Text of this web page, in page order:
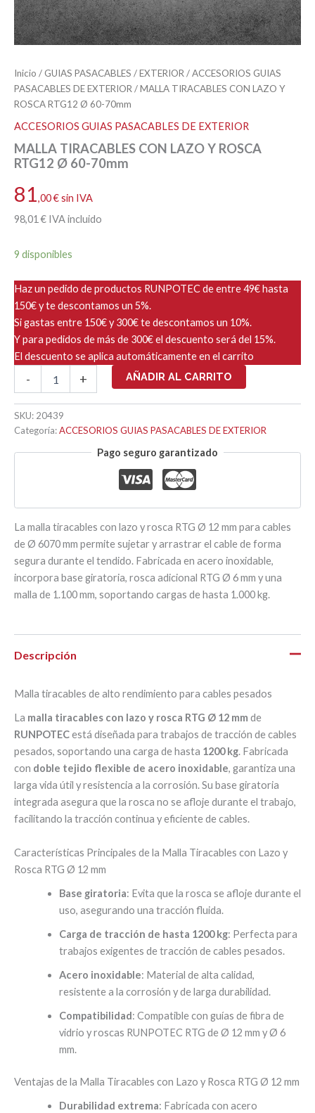
Inicio / GUIAS PASACABLES /EXTERIOR /ACCESORIOS GUIAS
PASACABLES DE EXTERIOR / MALLA TIRACABLES CON LAZO Y
ROSCA RTG12 Ø 60-70mm
ACCESORIOS GUIAS PASACABLES DE EXTERIOR
MALLA TIRACABLES CON LAZO Y ROSCA
RTG12 Ø 60-70mm
81,00€sin IVA
98,01 € IVA incluido
9 disponibles
Haz un pedido de productos RUNPOTEC de entre 49€ hasta
150€ y te descontamos un 5%.
Si gastas entre 150€ y 300€ te descontamos un 10%.
Y para pedidos de más de 300€ el descuento será del 15%.
El descuento se aplica automáticamente en el carrito
-
TIRACABLES
LAZO
Y
RTG12
cantidad
+ AÑADIR AL CARRITO
SKU: 20439
Categoría:ACCESORIOS GUIAS PASACABLES DE EXTERIOR
Pago seguro garantizado
La malla tiracables con lazo y rosca RTG Ø 12 mm para cables
de Ø 6070 mm permite sujetar y arrastrar el cable de forma
segura durante el tendido. Fabricada en acero inoxidable,
incorpora base giratoria, rosca adicional RTG Ø 6 mm y una
malla de 1.100 mm, soportando cargas de hasta 1.000 kg.
Descripción
Malla tiracables de alto rendimiento para cables pesados
La malla tiracables con lazo y rosca RTG Ø 12 mm de
RUNPOTECestá diseñada para trabajos de tracción de cables
pesados, soportando una carga de hasta 1200 kg. Fabricada
con doble tejido flexible de acero inoxidable, garantiza una
larga vida útil y resistencia a la corrosión. Su base giratoria
integrada asegura que la rosca no se afloje durante el trabajo,
facilitando la tracción continua y eficiente de cables.
Características Principales de la Malla Tiracables con Lazo y
Rosca RTG Ø 12 mm
Base giratoria: Evita que la rosca se afloje durante el
uso, asegurando una tracción fluida.
Carga de tracción de hasta 1200 kg: Perfecta para
trabajos exigentes de tracción de cables pesados.
Acero inoxidable: Material de alta calidad,
resistente a la corrosión y de larga durabilidad.
Compatibilidad: Compatible con guías de fibra de
vidrio y roscas RUNPOTEC RTG de Ø 12 mm y Ø 6
mm.
Ventajas de la Malla Tiracables con Lazo y Rosca RTG Ø 12 mm
Durabilidad extrema: Fabricada con acero